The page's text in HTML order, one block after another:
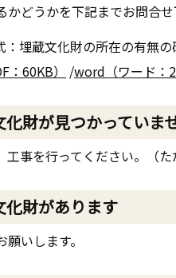
かどうかを下記までお問合せ
：埋蔵文化財の所在の有無
：60KB） /word（ワード：
化財が見つかっていま
工事を行ってください。（
化財があります
いします。